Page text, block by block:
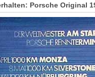
Porsche Original